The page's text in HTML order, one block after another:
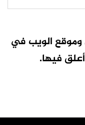
وموقع الويب في
فيها.